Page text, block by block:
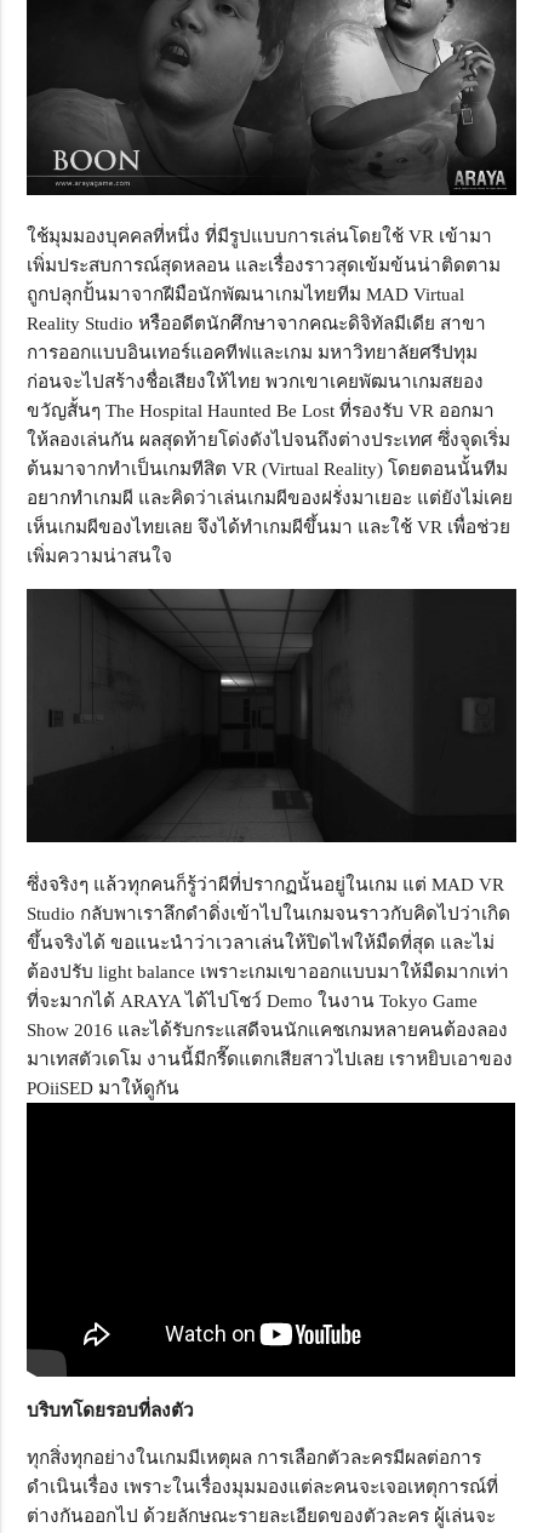
ใช้มุมมองบุคคลที่หนึ่ง ที่มีรูปแบบการเล่นโดยใช้ VR เข้ามา
เพิ่มประสบการณ์สุดหลอน และเรื่องราวสุดเข้มข้นน่าติดตาม
ถูกปลุกปั้นมาจากฝีมือนักพัฒนาเกมไทยทีม MAD Virtual
Reality Studio หรืออดีตนักศึกษาจากคณะดิจิทัลมีเดีย สาขา
การออกแบบอินเทอร์แอคทีฟและเกม มหาวิทยาลัยศรีปทุม
ก่อนจะไปสร้างชื่อเสียงให้ไทย พวกเขาเคยพัฒนาเกมสยอง
ขวัญสั้นๆ The Hospital Haunted Be Lost ที่รองรับ VR ออกมา
ให้ลองเล่นกัน ผลสุดท้ายโด่งดังไปจนถึงต่างประเทศ ซึ่งจุดเริ่ม
ต้นมาจากทำเป็นเกมทีสิต VR (Virtual Reality) โดยตอนนั้นทีม
อยากทำเกมผี และคิดว่าเล่นเกมผีของฝรั่งมาเยอะ แต่ยังไม่เคย
เห็นเกมผีของไทยเลย จึงได้ทำเกมผีขึ้นมา และใช้ VR เพื่อช่วย
เพิ่มความน่าสนใจ
ซึ่งจริงๆ แล้วทุกคนก็รู้ว่าผีที่ปรากฏนั้นอยู่ในเกม แต่ MAD VR
Studio กลับพาเราลึกดำดิ่งเข้าไปในเกมจนราวกับคิดไปว่าเกิด
ขึ้นจริงได้ ขอแนะนำว่าเวลาเล่นให้ปิดไฟให้มืดที่สุด และไม่
ต้องปรับ light balance เพราะเกมเขาออกแบบมาให้มืดมากเท่า
ที่จะมากได้ ARAYA ได้ไปโชว์ Demo ในงาน Tokyo Game
Show 2016 และได้รับกระแสดีจนนักแคชเกมหลายคนต้องลอง
มาเทสตัวเดโม งานนี้มีกรี๊ดแตกเสียสาวไปเลย เราหยิบเอาของ
POiiSED มาให้ดูกัน
บริบทโดยรอบที่ลงตัว
ทุกสิ่งทุกอย่างในเกมมีเหตุผล การเลือกตัวละครมีผลต่อการ
ดำเนินเรื่อง เพราะในเรื่องมุมมองแต่ละคนจะเจอเหตุการณ์ที่
ต่างกันออกไป ด้วยลักษณะรายละเอียดของตัวละคร ผู้เล่นจะ